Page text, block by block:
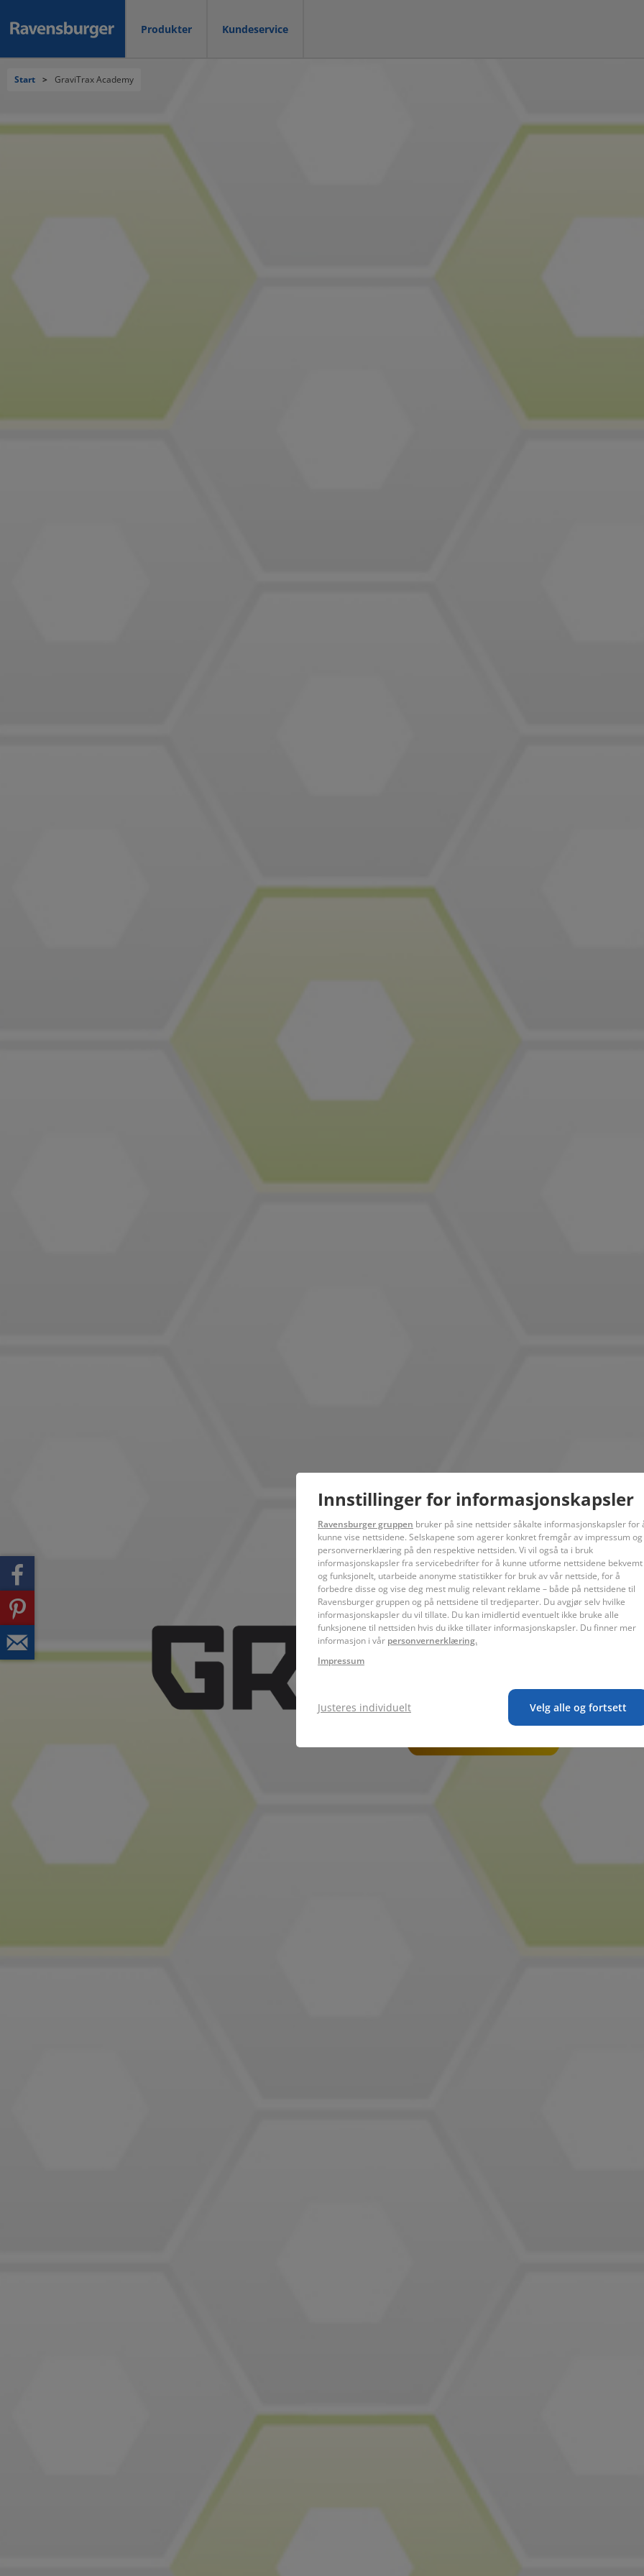
Produkter Kundeservice
Start > GraviTrax Academy
Innstillinger for informasjonskapsler
Ravensburger gruppen bruker på sine nettsider såkalte informasjonskapsler for
kunne vise nettsidene. Selskapene som agerer konkret fremgår av impressum og
personvernerklæring på den respektive nettsiden. Vi vil også ta i bruk
informasjonskapsler fra servicebedrifter for å kunne utforme nettsidene bekvemt
og funksjonelt, utarbeide anonyme statistikker for bruk av vår nettside, for å
forbedre disse og vise deg mest mulig relevant reklame – både på nettsidene til
Ravensburger gruppen og på nettsidene til tredjeparter. Du avgjør selv hvilke
informasjonskapsler du vil tillate. Du kan imidlertid eventuelt ikke bruke alle
funksjonene til nettsiden hvis du ikke tillater informasjonskapsler. Du finner mer
informasjon i vår personvernerklæring.
Impressum
Velg alle og fortsett
Justeres individuelt